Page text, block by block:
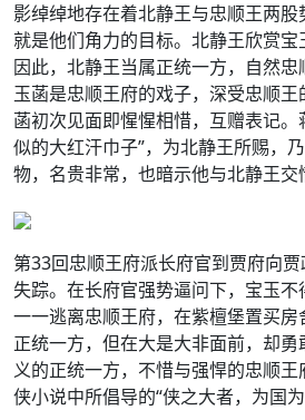
影绰绰地存在着北静王与忠顺王两
就是他们角力的目标。北静王欣赏宝
因此，北静王当属正统一方，自然
玉菡是忠顺王府的戏子，深受忠顺
菡初次见面即惺惺相惜，互赠表记。
似的大红汗巾子”，为北静王所赐，
物，名贵非常，也暗示他与北静王交
第33回忠顺王府派长府官到贾府向
失踪。在长府官强势逼问下，宝玉
一一逃离忠顺王府，在紫檀堡置买
正统一方，但在大是大非面前，却
义的正统一方，不惜与强悍的忠顺
侠小说中所倡导的“侠之大者，为国为